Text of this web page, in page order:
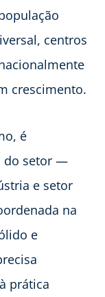
centros
crescimento.
é
do setor —
e setor
na
e
prática